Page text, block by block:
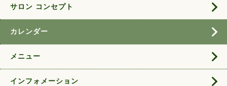
サロン コンセプト
カレンダー
メニュー
インフォメーション